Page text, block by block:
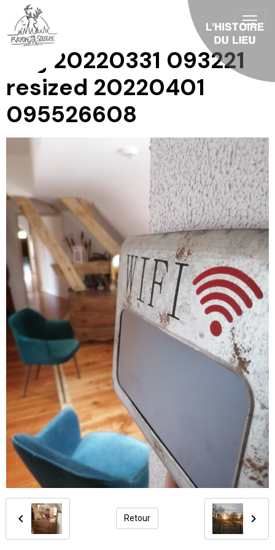
Img 20220331 093221
resized 20220401
095526608
Retour